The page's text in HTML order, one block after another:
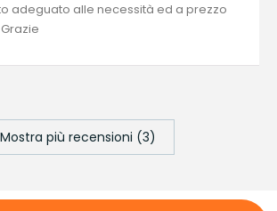
adeguato alle necessità ed a prezzo
Mostra più recensioni (3)